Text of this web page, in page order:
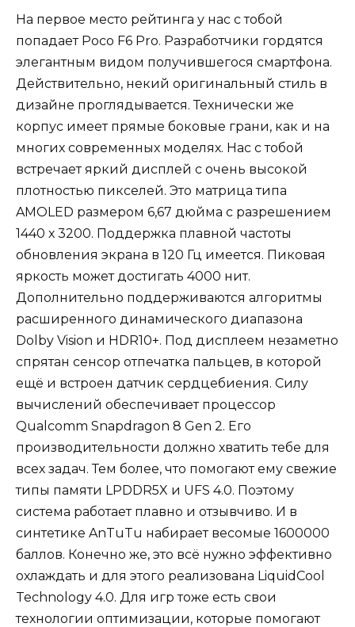
На первое место рейтинга у нас с тобой
попадает Poco F6 Pro. Разработчики гордятся
элегантным видом получившегося смартфона.
Действительно, некий оригинальный стиль в
дизайне проглядывается. Технически же
корпус имеет прямые боковые грани, как и на
многих современных моделях. Нас с тобой
встречает яркий дисплей с очень высокой
плотностью пикселей. Это матрица типа
AMOLED размером 6,67 дюйма с разрешением
1440 х 3200. Поддержка плавной частоты
обновления экрана в 120 Гц имеется. Пиковая
яркость может достигать 4000 нит.
Дополнительно поддерживаются алгоритмы
расширенного динамического диапазона
Dolby Vision и HDR10+. Под дисплеем незаметно
спрятан сенсор отпечатка пальцев, в которой
ещё и встроен датчик сердцебиения. Силу
вычислений обеспечивает процессор
Qualcomm Snapdragon 8 Gen 2. Его
производительности должно хватить тебе для
всех задач. Тем более, что помогают ему свежие
типы памяти LPDDR5X и UFS 4.0. Поэтому
система работает плавно и отзывчиво. И в
синтетике AnTuTu набирает весомые 1600000
баллов. Конечно же, это всё нужно эффективно
охлаждать и для этого реализована LiquidCool
Technology 4.0. Для игр тоже есть свои
технологии оптимизации, которые помогают